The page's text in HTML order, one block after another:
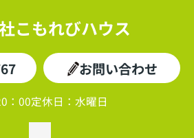
こもれびハウス
お問い合わせ
：00定休日： 水曜日